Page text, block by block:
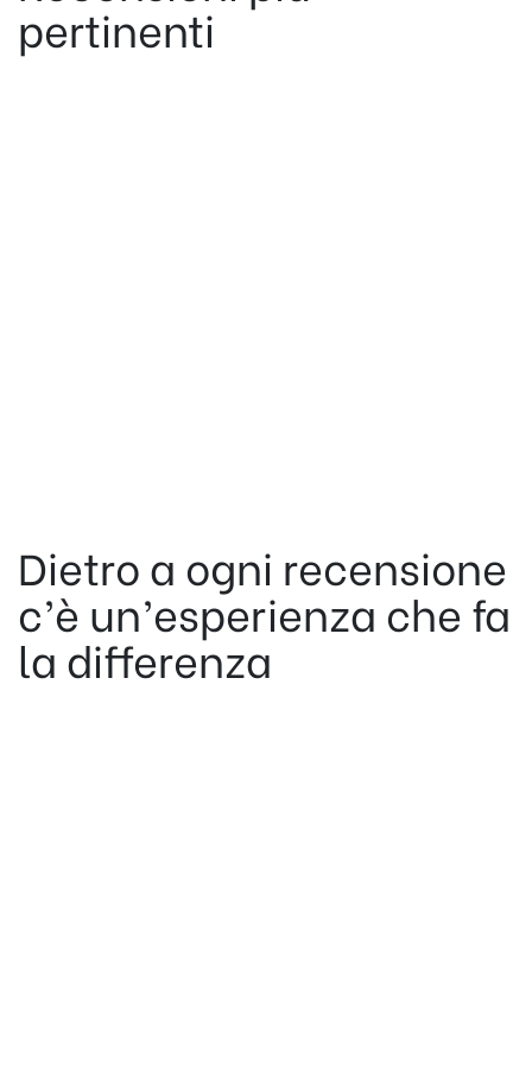
pertinenti
Dietro a ogni recensione
c’è un’esperienza che fa
la differenza